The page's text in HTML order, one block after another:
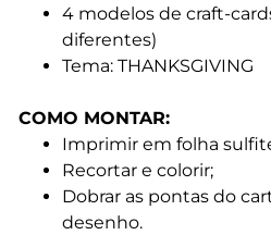
4 modelos de craft-
diferentes)
Tema: THANKSGIVING
COMO MONTAR:
Imprimir em folha
Recortar e colorir;
Dobrar as pontas do
desenho.